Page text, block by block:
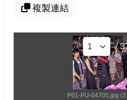
複製連結
/
P01-PU-04705.jpg